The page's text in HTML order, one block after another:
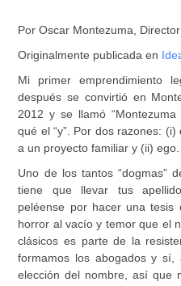
Por Oscar Montezuma,
Originalmente publicada en
Mi primer emprendimiento
después se convirtió en
2012 y se llamó
qué el “y”. Por dos razones:
a un proyecto familiar y (ii) ego.
Uno de los tantos “dogmas”
tiene que llevar tus
peléense por hacer una
horror al vacío y temor que el
clásicos es parte de la
formamos los abogados y sí,
elección del nombre, así que